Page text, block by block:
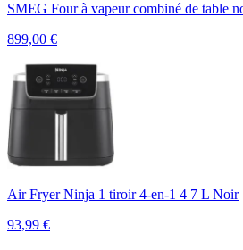
SMEG Four à vapeur combiné de table
899,00 €
Air Fryer Ninja 1 tiroir 4-en-1 4 7 L Noir
93,99 €